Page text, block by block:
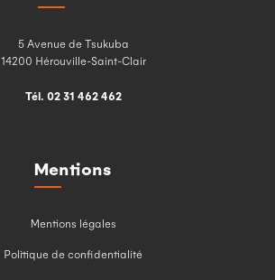
5 Avenue de Tsukuba
14200 Hérouville-Saint-Clair
Tél. 02 31 462 462
Mentions
Mentions légales
Politique de confidentialité